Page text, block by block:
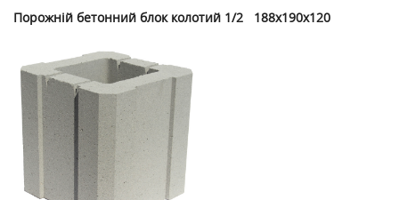
Порожній бетонний блок колотий 1/2 188х190х120